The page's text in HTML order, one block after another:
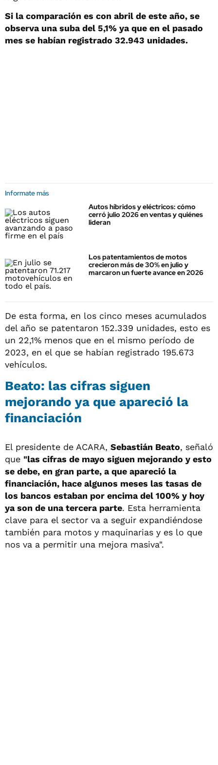
Si la comparación es con abril de este año, se
observa una suba del 5,1% ya que en el pasado
mes se habían registrado 32.943 unidades.
Informate más
Autos híbridos y eléctricos: cómo
cerró julio 2026 en ventas y quiénes
lideran
Los patentamientos de motos
crecieron más de 30% en julio y
marcaron un fuerte avance en 2026
De esta forma, en los cinco meses acumulados
del año se patentaron 152.339 unidades, esto es
un 22,1% menos que en el mismo período de
2023, en el que se habían registrado 195.673
vehículos.
Beato: las cifras siguen
mejorando ya que apareció la
financiación
El presidente de ACARA, Sebastián Beato, señaló
que "las cifras de mayo siguen mejorando y esto
se debe, en gran parte, a que apareció la
financiación, hace algunos meses las tasas de
los bancos estaban por encima del 100% y hoy
ya son de una tercera parte. Esta herramienta
clave para el sector va a seguir expandiéndose
también para motos y maquinarias y es lo que
nos va a permitir una mejora masiva".